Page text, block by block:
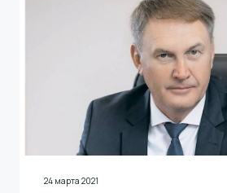
24 марта 2021